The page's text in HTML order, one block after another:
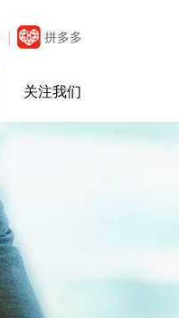
拼多多
关注我们